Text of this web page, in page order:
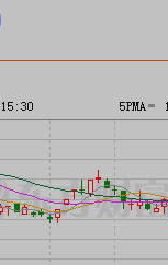
土板块领涨